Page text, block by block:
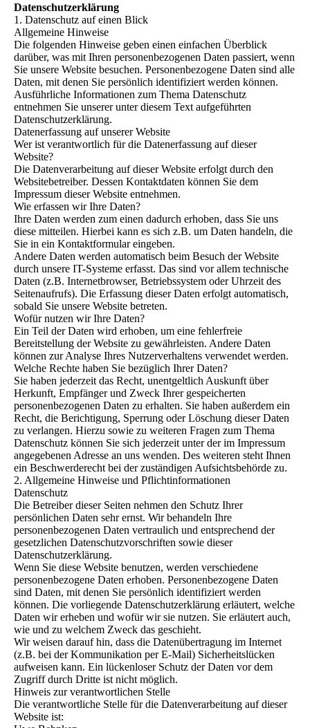
Datenschutzerklärung
1. Datenschutz auf einen Blick
Allgemeine Hinweise
Die folgenden Hinweise geben einen einfachen Überblick
darüber, was mit Ihren personenbezogenen Daten passiert, wenn
Sie unsere Website besuchen. Personenbezogene Daten sind alle
Daten, mit denen Sie persönlich identifiziert werden können.
Ausführliche Informationen zum Thema Datenschutz
entnehmen Sie unserer unter diesem Text aufgeführten
Datenschutzerklärung.
Datenerfassung auf unserer Website
Wer ist verantwortlich für die Datenerfassung auf dieser
Website?
Die Datenverarbeitung auf dieser Website erfolgt durch den
Websitebetreiber. Dessen Kontaktdaten können Sie dem
Impressum dieser Website entnehmen.
Wie erfassen wir Ihre Daten?
Ihre Daten werden zum einen dadurch erhoben, dass Sie uns
diese mitteilen. Hierbei kann es sich z.B. um Daten handeln, die
Sie in ein Kontaktformular eingeben.
Andere Daten werden automatisch beim Besuch der Website
durch unsere IT-Systeme erfasst. Das sind vor allem technische
Daten (z.B. Internetbrowser, Betriebssystem oder Uhrzeit des
Seitenaufrufs). Die Erfassung dieser Daten erfolgt automatisch,
sobald Sie unsere Website betreten.
Wofür nutzen wir Ihre Daten?
Ein Teil der Daten wird erhoben, um eine fehlerfreie
Bereitstellung der Website zu gewährleisten. Andere Daten
können zur Analyse Ihres Nutzerverhaltens verwendet werden.
Welche Rechte haben Sie bezüglich Ihrer Daten?
Sie haben jederzeit das Recht, unentgeltlich Auskunft über
Herkunft, Empfänger und Zweck Ihrer gespeicherten
personenbezogenen Daten zu erhalten. Sie haben außerdem ein
Recht, die Berichtigung, Sperrung oder Löschung dieser Daten
zu verlangen. Hierzu sowie zu weiteren Fragen zum Thema
Datenschutz können Sie sich jederzeit unter der im Impressum
angegebenen Adresse an uns wenden. Des weiteren steht Ihnen
ein Beschwerderecht bei der zuständigen Aufsichtsbehörde zu.
2. Allgemeine Hinweise und Pflichtinformationen
Datenschutz
Die Betreiber dieser Seiten nehmen den Schutz Ihrer
persönlichen Daten sehr ernst. Wir behandeln Ihre
personenbezogenen Daten vertraulich und entsprechend der
gesetzlichen Datenschutzvorschriften sowie dieser
Datenschutzerklärung.
Wenn Sie diese Website benutzen, werden verschiedene
personenbezogene Daten erhoben. Personenbezogene Daten
sind Daten, mit denen Sie persönlich identifiziert werden
können. Die vorliegende Datenschutzerklärung erläutert, welche
Daten wir erheben und wofür wir sie nutzen. Sie erläutert auch,
wie und zu welchem Zweck das geschieht.
Wir weisen darauf hin, dass die Datenübertragung im Internet
(z.B. bei der Kommunikation per E-Mail) Sicherheitslücken
aufweisen kann. Ein lückenloser Schutz der Daten vor dem
Zugriff durch Dritte ist nicht möglich.
Hinweis zur verantwortlichen Stelle
Die verantwortliche Stelle für die Datenverarbeitung auf dieser
Website ist: